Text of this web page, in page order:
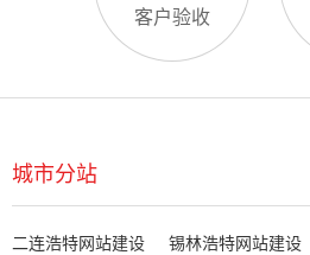
客户验收
城市分站
二连浩特网站建设 锡林浩特网站建设